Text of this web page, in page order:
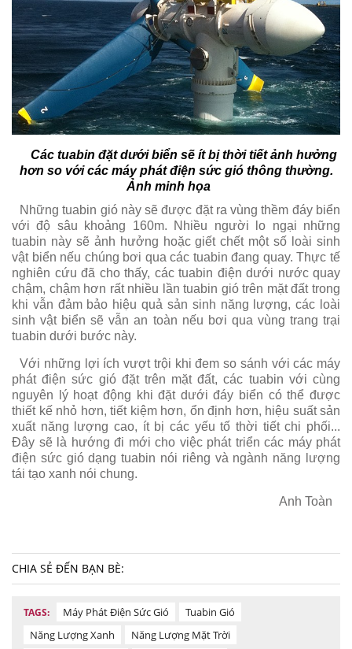
Các tuabin đặt dưới biển sẽ ít bị thời tiết ảnh hưởng
hơn so với các máy phát điện sức gió thông thường.
Ảnh minh họa
Những tuabin gió này sẽ được đặt ra vùng thềm đáy biển
với độ sâu khoảng 160m. Nhiều người lo ngại những
tuabin này sẽ ảnh hưởng hoặc giết chết một số loài sinh
vật biển nếu chúng bơi qua các tuabin đang quay. Thực tế
nghiên cứu đã cho thấy, các tuabin điện dưới nước quay
chậm, chậm hơn rất nhiều lần tuabin gió trên mặt đất trong
khi vẫn đảm bảo hiệu quả sản sinh năng lượng, các loài
sinh vật biển sẽ vẫn an toàn nếu bơi qua vùng trang trại
tuabin dưới bước này.
Với những lợi ích vượt trội khi đem so sánh với các máy
phát điện sức gió đặt trên mặt đất, các tuabin với cùng
nguyên lý hoạt động khi đặt dưới đáy biển có thể được
thiết kế nhỏ hơn, tiết kiệm hơn, ổn định hơn, hiệu suất sản
xuất năng lượng cao, ít bị các yếu tố thời tiết chi phối...
Đây sẽ là hướng đi mới cho việc phát triển các máy phát
điện sức gió dạng tuabin nói riêng và ngành năng lượng
tái tạo xanh nói chung.
Anh Toàn
CHIA SẺ ĐẾN BẠN BÈ:
TAGS: Máy Phát Điện Sức Gió
Tuabin Gió
Năng Lượng Xanh
Năng Lượng Mặt Trời